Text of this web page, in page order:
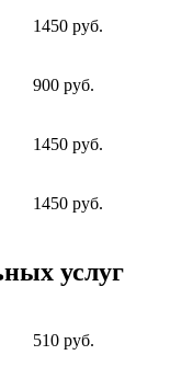
1450 руб.
900 руб.
1450 руб.
1450 руб.
услуг
510 руб.